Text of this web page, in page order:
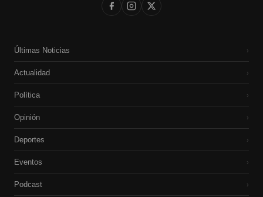
Últimas Noticias ›
Actualidad ›
Política ›
Opinión ›
Deportes ›
Eventos ›
Podcast ›